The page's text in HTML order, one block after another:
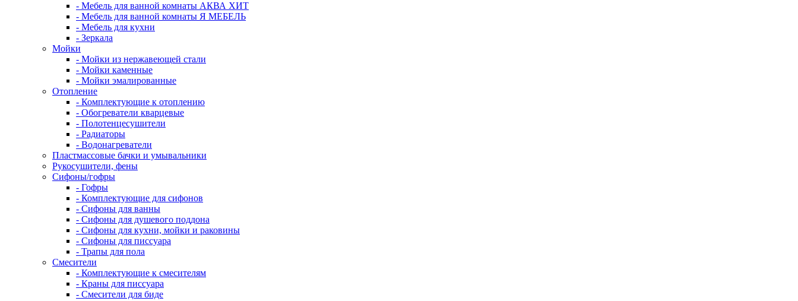
- Мебель для ванной комнаты АКВА ХИТ
- Мебель для ванной комнаты Я МЕБЕЛЬ
- Мебель для кухни
- Зеркала
Мойки
- Мойки из нержавеющей стали
- Мойки каменные
- Мойки эмалированные
Отопление
- Комплектующие к отоплению
- Обогреватели кварцевые
- Полотенцесушители
- Радиаторы
- Водонагреватели
Пластмассовые бачки и умывальники
Рукосушители, фены
Сифоны/гофры
- Гофры
- Комплектующие для сифонов
- Сифоны для ванны
- Сифоны для душевого поддона
- Сифоны для кухни, мойки и раковины
- Сифоны для писсуара
- Трапы для пола
Смесители
- Комплектующие к смесителям
- Краны для писсуара
- Смесители для биде